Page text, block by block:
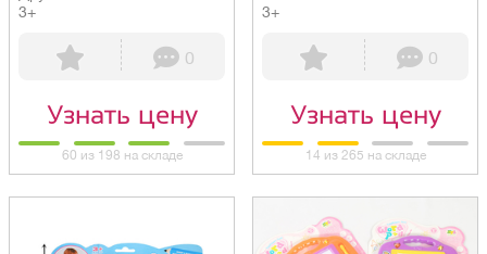
3+
0
Узнать цену
60 из 198 на складе
3+
0
Узнать цену
14 из 265 на складе